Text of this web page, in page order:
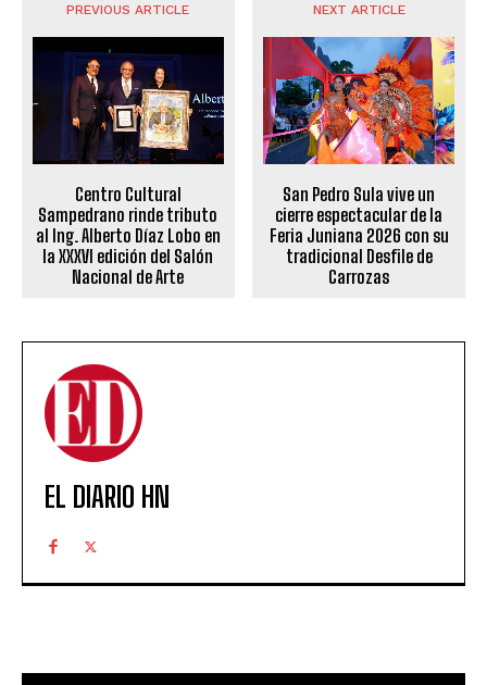
PREVIOUS ARTICLE
Centro Cultural
Sampedrano rinde tributo
al Ing. Alberto Díaz Lobo en
la XXXVI edición del Salón
Nacional de Arte
NEXT ARTICLE
San Pedro Sula vive un
cierre espectacular de la
Feria Juniana 2026 con su
tradicional Desfile de
Carrozas
EL DIARIO HN